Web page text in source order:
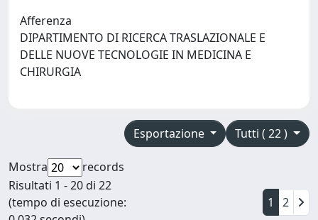
Afferenza
DIPARTIMENTO DI RICERCA TRASLAZIONALE E
DELLE NUOVE TECNOLOGIE IN MEDICINA E
CHIRURGIA
Tutti ( 22 )
Esportazione
Mostra
records
Risultati 1 - 20 di 22
(tempo di esecuzione:
1 2